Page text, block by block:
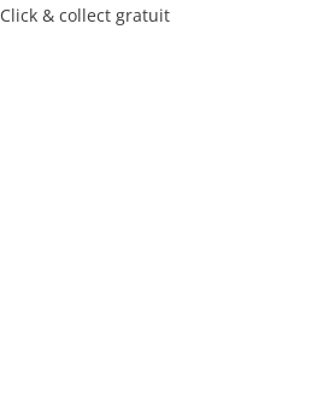
Click & collect gratuit